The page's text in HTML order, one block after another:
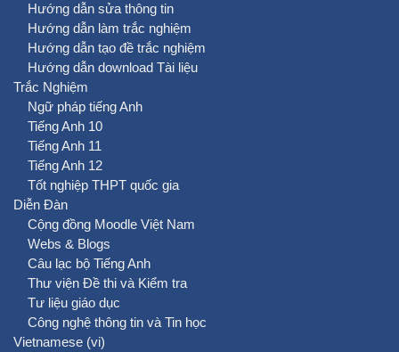
Hướng dẫn sửa thông tin
Hướng dẫn làm trắc nghiệm
Hướng dẫn tạo đề trắc nghiệm
Hướng dẫn download Tài liệu
Trắc Nghiệm
Ngữ pháp tiếng Anh
Tiếng Anh 10
Tiếng Anh 11
Tiếng Anh 12
Tốt nghiệp THPT quốc gia
Diễn Đàn
Cộng đồng Moodle Việt Nam
Webs & Blogs
Câu lạc bộ Tiếng Anh
Thư viện Đề thi và Kiểm tra
Tư liệu giáo dục
Công nghệ thông tin và Tin học
Vietnamese ‎(vi)‎